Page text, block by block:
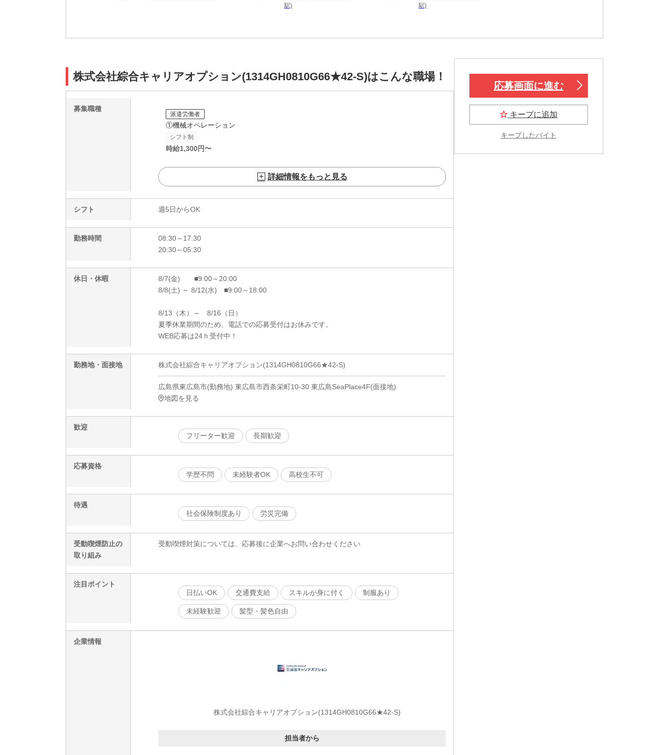
駅)
駅)
株式会社綜合キャリアオプション(1314GH0810G66★42-S)はこんな職場！
募集職種
派遣労働者
①機械オペレーション
シフト制
時給1,300円〜
詳細情報をもっと見る
シフト 週5日からOK
勤務時間
08:30～17:30
20:30～05:30
休日・休暇
8/7(金) ■9:00～20:00
8/8(土) ～ 8/12(水) ■9:00～18:00
8/13（木）～ 8/16（日）
夏季休業期間のため、電話での応募受付はお休みです。
WEB応募は24ｈ受付中！
勤務地・面接地 株式会社綜合キャリアオプション(1314GH0810G66★42-S)
広島県東広島市(勤務地) 東広島市西条栄町10-30 東広島SeaPlace4F(面接地)
地図を見る
歓迎
フリーター歓迎
長期歓迎
応募資格
学歴不問
未経験者OK 高校生不可
待遇
社会保険制度あり
労災完備
受動喫煙防止の
取り組み
受動喫煙対策については、応募後に企業へお問い合わせください
注目ポイント
日払いOK
交通費支給 スキルが身に付く 制服あり
未経験歓迎 髪型・髪色自由
企業情報
株式会社綜合キャリアオプション(1314GH0810G66★42-S)
担当者から
応募画面に進む
キープに追加
キープしたバイト